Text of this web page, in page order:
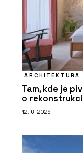
ARCHITEKTURA
Tam, kde je
o
12. 6. 2026